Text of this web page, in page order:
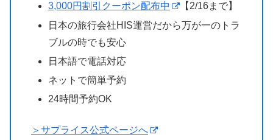
3,000円割引クーポン配布中
【2/16まで】
日本の旅行会社HIS運営だから万が一のトラ
ブルの時でも安心
日本語で電話対応
ネットで簡単予約
24時間予約OK
＞サプライス公式ページへ